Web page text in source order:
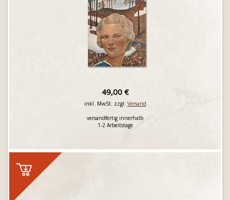
49,00 €
inkl. MwSt. zzgl. Versand
versandfertig innerhalb
1-2 Arbeitstage